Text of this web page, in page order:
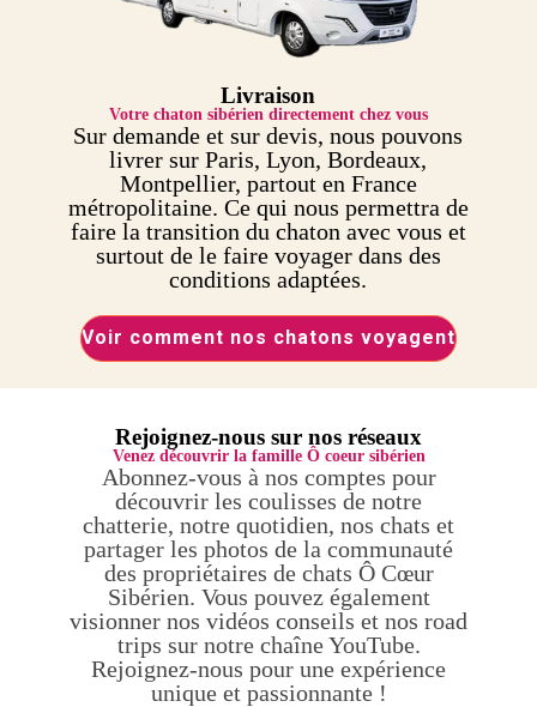
Livraison
Votre chaton sibérien directement chez vous
Sur demande et sur devis, nous pouvons
livrer sur Paris, Lyon, Bordeaux,
Montpellier, partout en France
métropolitaine. Ce qui nous permettra de
faire la transition du chaton avec vous et
surtout de le faire voyager dans des
conditions adaptées.
Voir comment nos chatons voyagent
Rejoignez-nous sur nos réseaux
Venez découvrir la famille Ô coeur sibérien
Abonnez-vous à nos comptes pour
découvrir les coulisses de notre
chatterie, notre quotidien, nos chats et
partager les photos de la communauté
des propriétaires de chats Ô Cœur
Sibérien. Vous pouvez également
visionner nos vidéos conseils et nos road
trips sur notre chaîne YouTube.
Rejoignez-nous pour une expérience
unique et passionnante !